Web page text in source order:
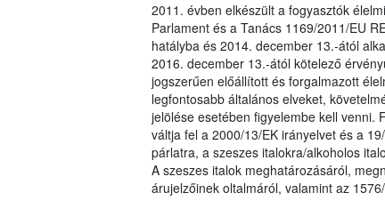
2011. évben elkészült a fogyasztók
Parlament és a Tanács 1169/2011/EU
hatályba és 2014. december 13.-ától
2016. december 13.-ától kötelező
jogszerűen előállított és forgalmazott
legfontosabb általános elveket,
jelölése esetében figyelembe kell venni.
váltja fel a 2000/13/EK irányelvet és a
párlatra, a szeszes italokra/alkoholos
A szeszes italok meghatározásáról,
árujelzőinek oltalmáról, valamint az